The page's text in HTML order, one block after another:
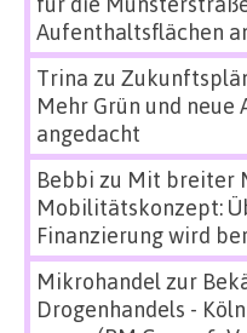
Aufenthaltsflächen
Trina zu
Mehr Grün und
angedacht
Bebbi zu Mit breiter
Mobilitätskonzept:
Finanzierung wird
Mikrohandel zur
Drogenhandels -